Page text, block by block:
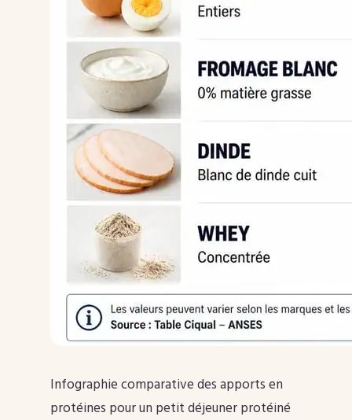
Infographie comparative des apports en
protéines pour un petit déjeuner protéiné